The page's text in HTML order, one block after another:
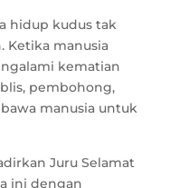
hidup kudus tak
Ketika manusia
kematian
pembohong,
manusia untuk
Juru Selamat
ini dengan